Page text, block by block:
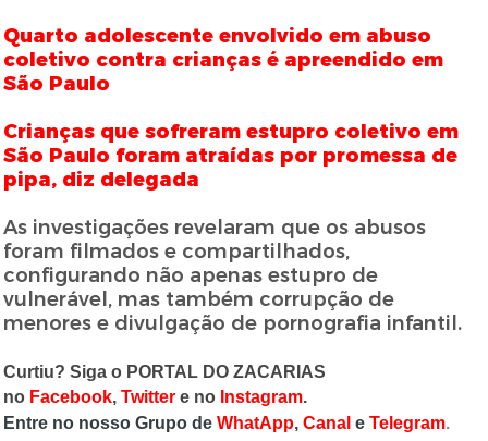
Quarto adolescente envolvido em abuso
coletivo contra crianças é apreendido em
São Paulo
Crianças que sofreram estupro coletivo em
São Paulo foram atraídas por promessa de
pipa, diz delegada
As investigações revelaram que os abusos
foram filmados e compartilhados,
configurando não apenas estupro de
vulnerável, mas também corrupção de
menores e divulgação de pornografia infantil.
Curtiu? Siga o PORTAL DO ZACARIAS
no Facebook,Twitter e no Instagram.
Entre no nosso Grupo deWhatApp,Canal eTelegram.